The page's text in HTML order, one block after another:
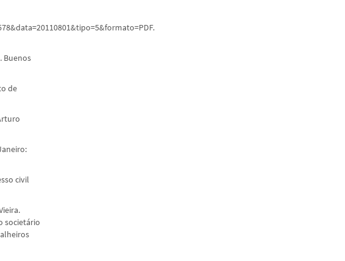
Buenos
de
civil
societário